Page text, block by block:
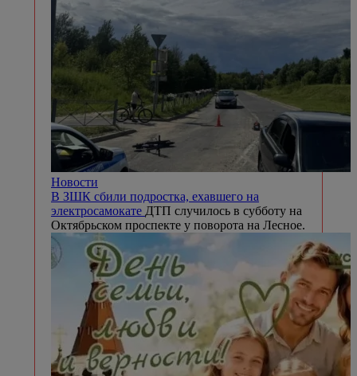
Новости
В ЗШК сбили подростка, ехавшего на
электросамокате ДТП случилось в субботу на
Октябрьском проспекте у поворота на Лесное.